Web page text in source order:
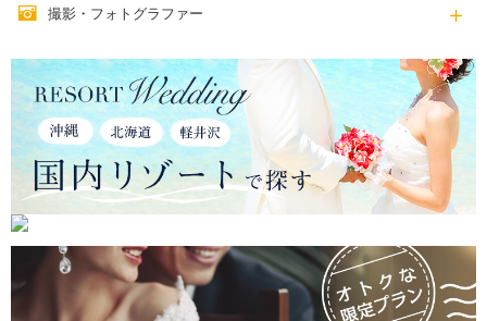
撮影・フォトグラファー